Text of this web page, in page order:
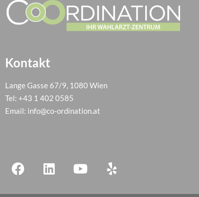
Kontakt
Lange Gasse 67/9, 1080 Wien
Tel: +43 1 402 0585
Email: info@co-ordination.at